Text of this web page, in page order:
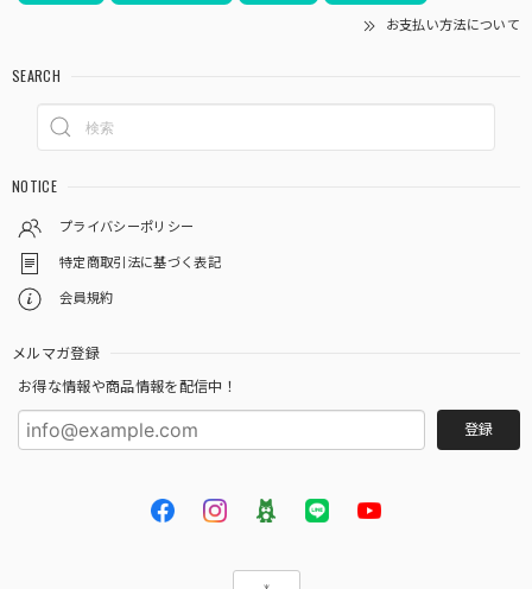
お支払い方法について
SEARCH
NOTICE
プライバシーポリシー
特定商取引法に基づく表記
会員規約
メルマガ登録
お得な情報や商品情報を配信中！
登録